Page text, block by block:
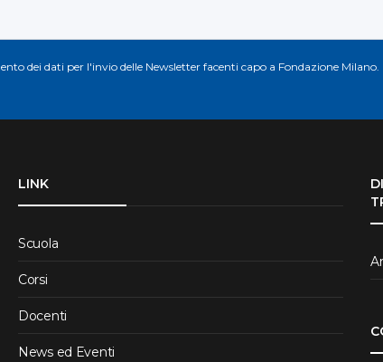
dei dati per l'invio delle Newsletter facenti capo a Fondazione Milano.
LINK
Scuola
Corsi
Docenti
News ed Eventi